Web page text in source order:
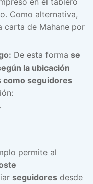
Como alternativa,
carta de Mahane por
De esta forma se
la ubicación
como seguidores
permite al
seguidores desde